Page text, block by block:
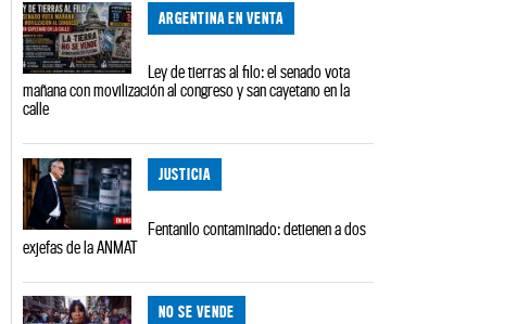
ARGENTINA EN VENTA
Ley de tierras al filo: el senado vota
mañana con movilización al congreso y san cayetano en la
calle
JUSTICIA
Fentanilo contaminado: detienen a dos
exjefas de la ANMAT
NO SE VENDE